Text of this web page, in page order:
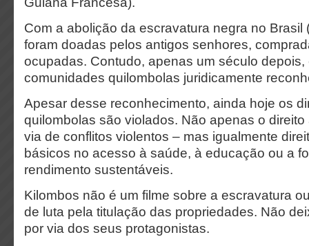
Com a abolição da escravatura negra no Brasil
foram doadas pelos antigos senhores,
ocupadas. Contudo, apenas um século depois,
comunidades quilombolas juridicamente
Apesar desse reconhecimento, ainda hoje os
quilombolas são violados. Não apenas o
via de conflitos violentos – mas igualmente
básicos no acesso à saúde, à educação ou a
rendimento sustentáveis.
Kilombos não é um filme sobre a escravatura
de luta pela titulação das propriedades. Não
por via dos seus protagonistas.